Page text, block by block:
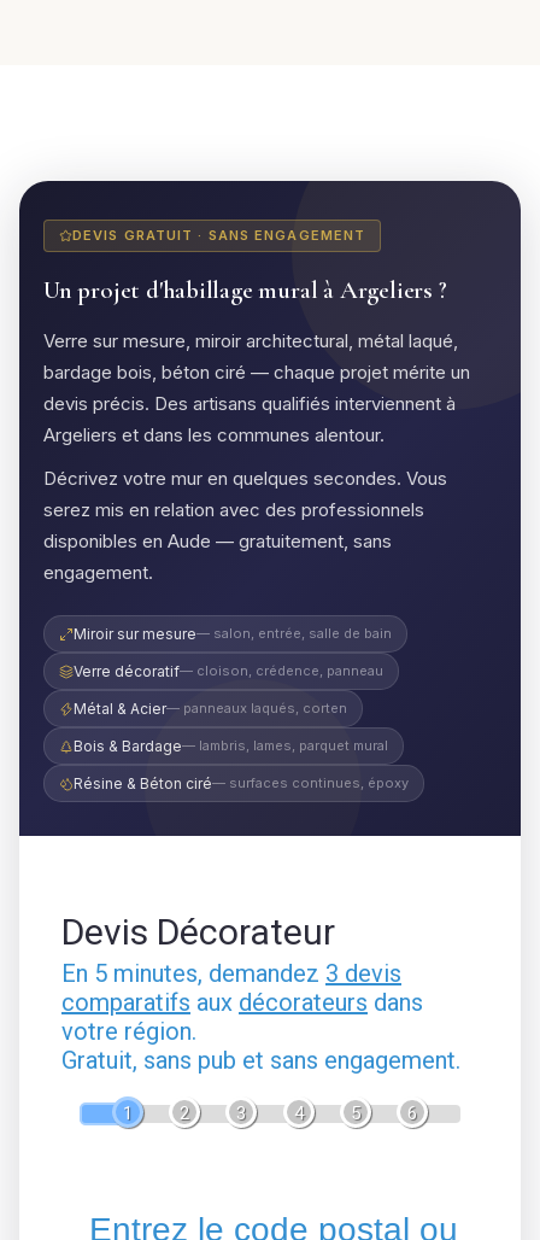
DEVIS GRATUIT · SANS ENGAGEMENT
Un projet d'habillage mural à Argeliers ?
Verre sur mesure, miroir architectural, métal laqué,
bardage bois, béton ciré — chaque projet mérite un
devis précis. Des artisans qualifiés interviennent à
Argeliers et dans les communes alentour.
Décrivez votre mur en quelques secondes. Vous
serez mis en relation avec des professionnels
disponibles en Aude — gratuitement, sans
engagement.
Miroir sur mesure— salon, entrée, salle de bain
Verre décoratif— cloison, crédence, panneau
Métal & Acier— panneaux laqués, corten
Bois & Bardage— lambris, lames, parquet mural
Résine & Béton ciré— surfaces continues, époxy
Devis Décorateur
En 5 minutes, demandez 3 devis
comparatifs aux décorateurs dans
votre région.
Gratuit, sans pub et sans engagement.
1 2 3 4 5 6
Entrez le code postal ou